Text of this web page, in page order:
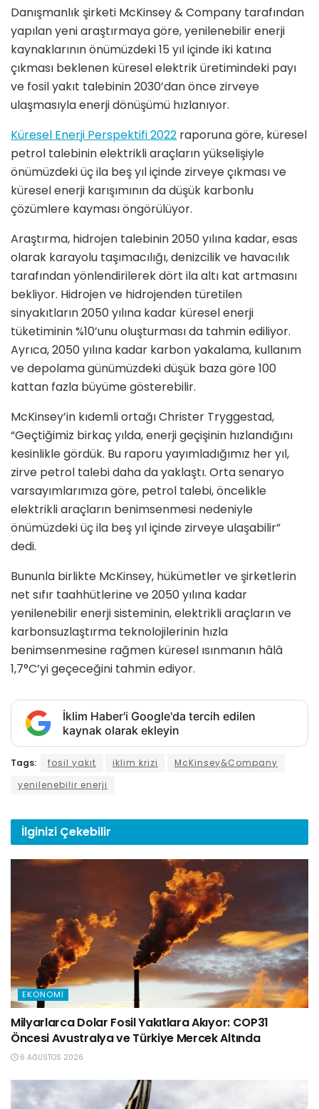
Danışmanlık şirketi McKinsey & Company tarafından
yapılan yeni araştırmaya göre, yenilenebilir enerji
kaynaklarının önümüzdeki 15 yıl içinde iki katına
çıkması beklenen küresel elektrik üretimindeki payı
ve fosil yakıt talebinin 2030’dan önce zirveye
ulaşmasıyla enerji dönüşümü hızlanıyor.
Küresel Enerji Perspektifi 2022 raporuna göre, küresel
petrol talebinin elektrikli araçların yükselişiyle
önümüzdeki üç ila beş yıl içinde zirveye çıkması ve
küresel enerji karışımının da düşük karbonlu
çözümlere kayması öngörülüyor.
Araştırma, hidrojen talebinin 2050 yılına kadar, esas
olarak karayolu taşımacılığı, denizcilik ve havacılık
tarafından yönlendirilerek dört ila altı kat artmasını
bekliyor. Hidrojen ve hidrojenden türetilen
sinyakıtların 2050 yılına kadar küresel enerji
tüketiminin %10’unu oluşturması da tahmin ediliyor.
Ayrıca, 2050 yılına kadar karbon yakalama, kullanım
ve depolama günümüzdeki düşük baza göre 100
kattan fazla büyüme gösterebilir.
McKinsey’in kıdemli ortağı Christer Tryggestad,
“Geçtiğimiz birkaç yılda, enerji geçişinin hızlandığını
kesinlikle gördük. Bu raporu yayımladığımız her yıl,
zirve petrol talebi daha da yaklaştı. Orta senaryo
varsayımlarımıza göre, petrol talebi, öncelikle
elektrikli araçların benimsenmesi nedeniyle
önümüzdeki üç ila beş yıl içinde zirveye ulaşabilir”
dedi.
Bununla birlikte McKinsey, hükümetler ve şirketlerin
net sıfır taahhütlerine ve 2050 yılına kadar
yenilenebilir enerji sisteminin, elektrikli araçların ve
karbonsuzlaştırma teknolojilerinin hızla
benimsenmesine rağmen küresel ısınmanın hâlâ
1,7°C’yi geçeceğini tahmin ediyor.
İklim Haber'i Google'da tercih edilen
kaynak olarak ekleyin
Tags: fosil yakıt iklim krizi
McKinsey&Company
yenilenebilir enerji
İlginizi Çekebilir
EKONOMI
Milyarlarca Dolar Fosil Yakıtlara Akıyor: COP31
Öncesi Avustralya ve Türkiye Mercek Altında
6 AĞUSTOS 2026